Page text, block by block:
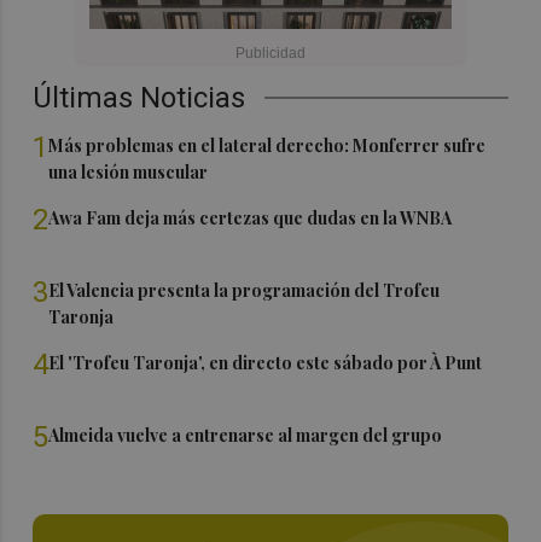
Últimas Noticias
1Más problemas en el lateral derecho: Monferrer sufre
una lesión muscular
2Awa Fam deja más certezas que dudas en la WNBA
3El Valencia presenta la programación del Trofeu
Taronja
4El 'Trofeu Taronja', en directo este sábado por À Punt
5Almeida vuelve a entrenarse al margen del grupo